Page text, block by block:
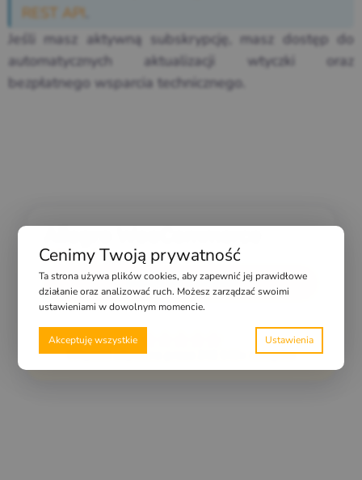
REST API
Jeśli masz aktywną subskrypcję, masz dostęp do
automatycznych aktualizacji wtyczki oraz
bezpłatnego wsparcia technicznego.
499zł ( 613,77złz VAT)
Dodaj do koszyka
Wtyczki używane przez 242 549+ sklepów
Cenimy Twoją prywatność
Ta strona używa plików cookies, aby zapewnić jej prawidłowe
działanie oraz analizować ruch. Możesz zarządzać swoimi
ustawieniami w dowolnym momencie.
Akceptuję wszystkie